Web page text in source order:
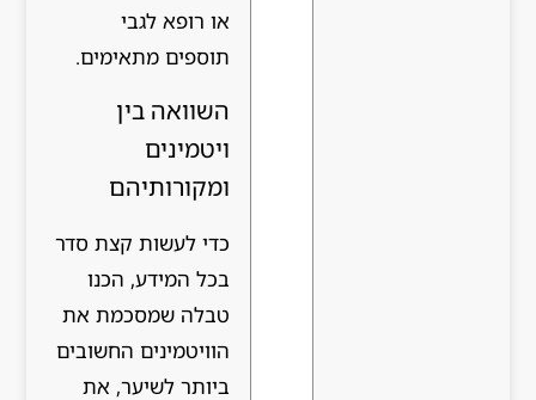
או רופא לגבי
תוספים מתאימים.
השוואה בין
ומקורותיהם
כדי לעשות קצת סדר
בכל המידע, הכנו
טבלה שמסכמת את
הוויטמינים החשובים
ביותר לשיער, את